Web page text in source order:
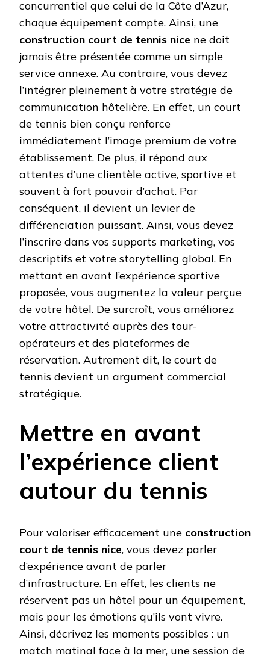
concurrentiel que celui de la Côte d’Azur,
chaque équipement compte. Ainsi, une
construction court de tennis nice ne doit
jamais être présentée comme un simple
service annexe. Au contraire, vous devez
l’intégrer pleinement à votre stratégie de
communication hôtelière. En effet, un court
de tennis bien conçu renforce
immédiatement l’image premium de votre
établissement. De plus, il répond aux
attentes d’une clientèle active, sportive et
souvent à fort pouvoir d’achat. Par
conséquent, il devient un levier de
différenciation puissant. Ainsi, vous devez
l’inscrire dans vos supports marketing, vos
descriptifs et votre storytelling global. En
mettant en avant l’expérience sportive
proposée, vous augmentez la valeur perçue
de votre hôtel. De surcroît, vous améliorez
votre attractivité auprès des tour-
opérateurs et des plateformes de
réservation. Autrement dit, le court de
tennis devient un argument commercial
stratégique.
Mettre en avant
l’expérience client
autour du tennis
Pour valoriser efficacement une construction
court de tennis nice, vous devez parler
d’expérience avant de parler
d’infrastructure. En effet, les clients ne
réservent pas un hôtel pour un équipement,
mais pour les émotions qu’ils vont vivre.
Ainsi, décrivez les moments possibles : un
match matinal face à la mer, une session de